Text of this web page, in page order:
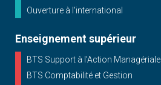
Ouverture à l'international
Enseignement supérieur
BTS Support à l’Action Managériale
BTS Comptabilité et Gestion